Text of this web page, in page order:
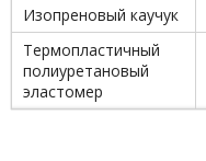
Изопреновый каучук
Термопластичный
полиуретановый
эластомер